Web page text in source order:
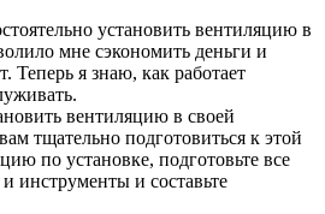
установить вентиляцию в
мне сэкономить деньги и
Теперь я знаю, как работает
вентиляцию в своей
тщательно подготовиться к этой
по установке, подготовьте все
инструменты и составьте